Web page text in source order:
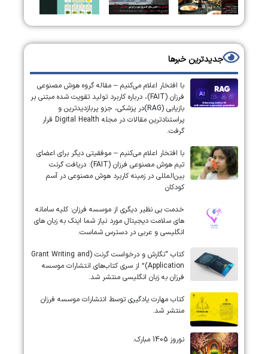
جدیدترین خبرها
با افتخار اعلام می‌کنیم – مقاله گروه هوش مصنوعی
فرزان (FAIT)، درباره کاربرد تولید تقویت شده مبتنی بر
بازیابی (RAG)در پزشکی، جزو پربازدیدترین و
پراستنادترین مقالات در مجله Digital Health قرار
گرفت.
با افتخار اعلام می‌کنیم – موفقیتی دیگر برای اعضای
تیم هوش مصنوعی فرزان (FAIT): دریافت گرنت
بین‌المللی در زمینه کاربرد هوش مصنوعی در آسم
کودکان
خدمت بی نظیر دیگری از موسسه فرزان: کلیه سامانه
های سلامت دیجیتال مورد نیاز شما اینک به زبان های
انگلیسی و عربی در دسترس شماست.
کتاب “نگارش و درخواست گرنت (Grant Writing and
Application)” از سری کتاب‌های انتشارات موسسه
فرزان به زبان انگلیسی منتشر شد.
کتاب مهارت یادگیری توسط انتشارات موسسه فرزان
منتشر شد.
نوروز 1405 مبارک.